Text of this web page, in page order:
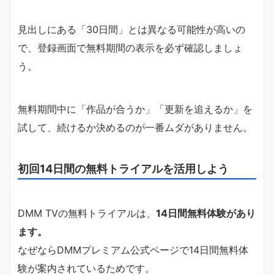
見出しにある「30日間」とは異なる可能性が高いの
で、登録画面で無料期間の表示を必ず確認しましょ
う。
無料期間中に「作品が合うか」「更新を追えるか」を
試して、続けるか決めるのが一番ムダがありません。
初回14日間の無料トライアルを活用しよう
DMM TVの無料トライアルは、 14日間無料体験があり
ます。
なぜならDMMプレミアム公式ページで14日間無料体
験が案内されているためです。